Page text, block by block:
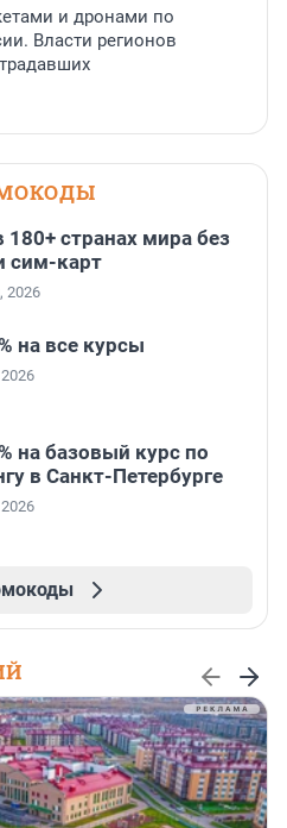
и дронами по
Власти регионов
180+ странах мира без
сим-карт
2026
на все курсы
на базовый курс по
в Санкт-Петербурге